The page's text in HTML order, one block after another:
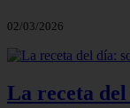
02/03/2026
La receta